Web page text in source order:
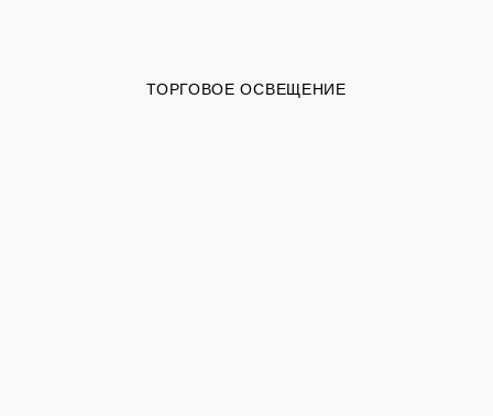
ТОРГОВОЕ ОСВЕЩЕНИЕ